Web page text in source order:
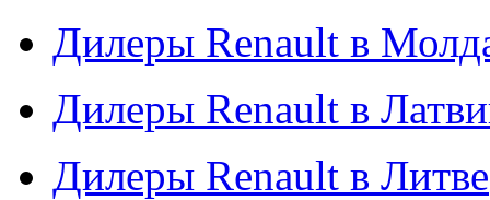
Дилеры Renault в
Дилеры Renault в
Дилеры Renault в Литве